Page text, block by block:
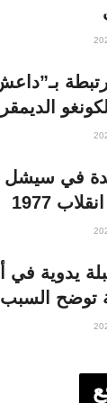
في سيشل
1977
يدوية
توضح السبب